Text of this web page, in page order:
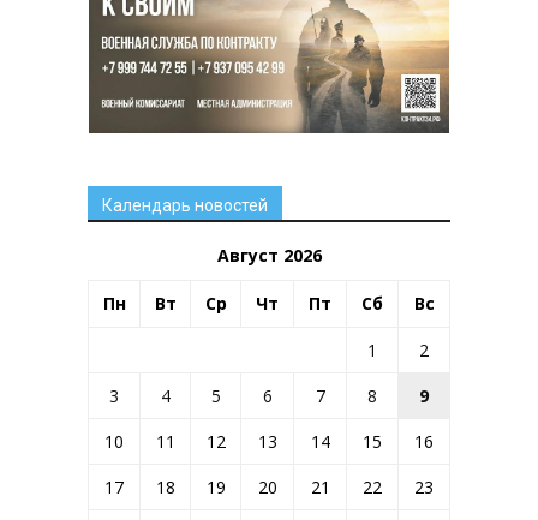
Календарь новостей
Август 2026
Пн Вт Ср Чт Пт Сб Вс
1
2
3
4 5 6 7 8
9
10
11 12 13 14 15
16
17
18 19 20 21 22
23